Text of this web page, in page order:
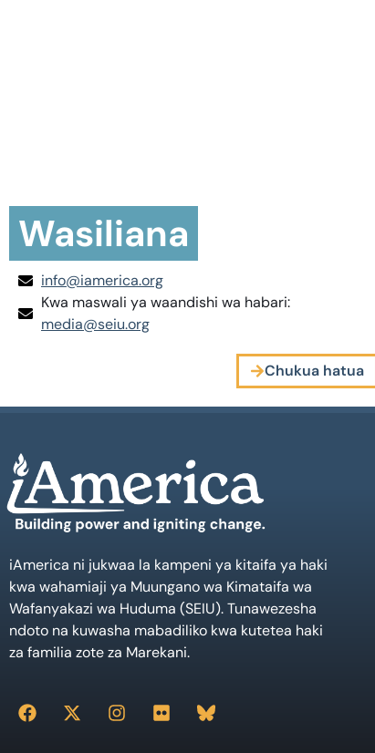
Wasiliana
info@iamerica.org
Kwa maswali ya waandishi wa habari:
media@seiu.org
Chukua hatua
iAmerica ni jukwaa la kampeni ya kitaifa ya haki
kwa wahamiaji ya Muungano wa Kimataifa wa
Wafanyakazi wa Huduma (SEIU). Tunawezesha
ndoto na kuwasha mabadiliko kwa kutetea haki
za familia zote za Marekani.